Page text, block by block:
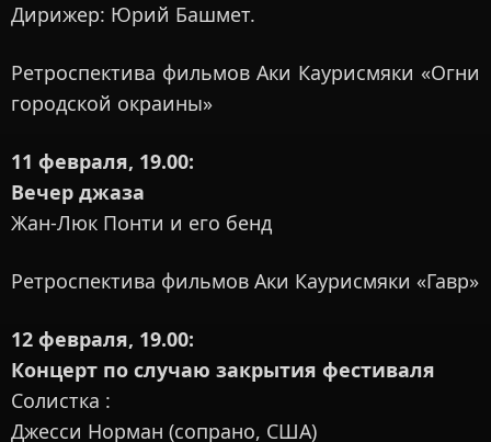
Дирижер: Юрий Башмет.
Ретроспектива фильмов Аки Каурисмяки «Огни
городской окраины»
11 февраля, 19.00:
Вечер джаза
Жан-Люк Понти и его бенд
Ретроспектива фильмов Аки Каурисмяки «Гавр»
12 февраля, 19.00:
Концерт по случаю закрытия фестиваля
Солистка :
Джесси Норман (сопрано, США)